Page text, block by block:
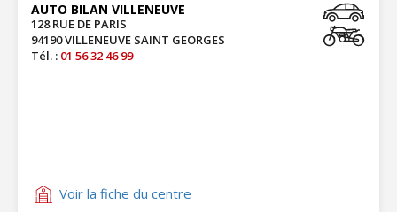
AUTO BILAN VILLENEUVE
128 RUE DE PARIS
94190 VILLENEUVE SAINT GEORGES
Tél. : 01 56 32 46 99
Voir la fiche du centre